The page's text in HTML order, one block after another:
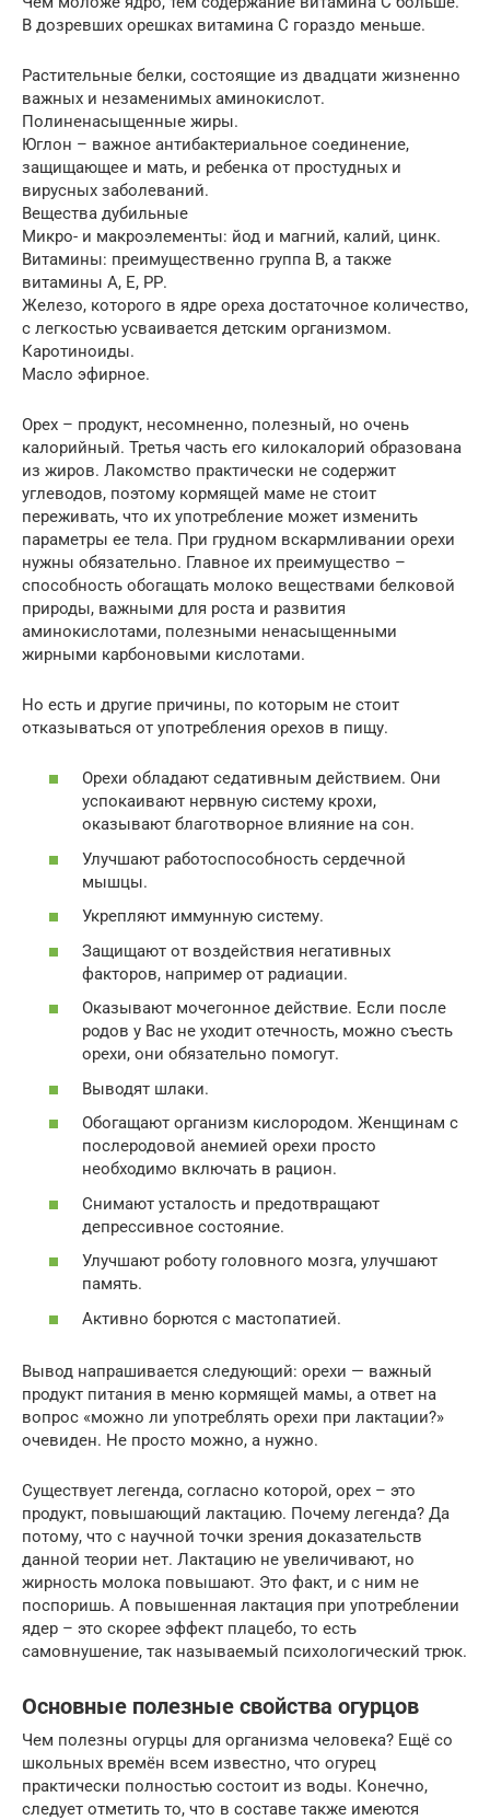
В дозревших орешках витамина С гораздо меньше.
Растительные белки, состоящие из двадцати жизненно
важных и незаменимых аминокислот.
Полиненасыщенные жиры.
Юглон – важное антибактериальное соединение,
защищающее и мать, и ребенка от простудных и
вирусных заболеваний.
Вещества дубильные
Микро- и макроэлементы: йод и магний, калий, цинк.
Витамины: преимущественно группа В, а также
витамины А, Е, РР.
Железо, которого в ядре ореха достаточное количество,
с легкостью усваивается детским организмом.
Каротиноиды.
Масло эфирное.
Орех – продукт, несомненно, полезный, но очень
калорийный. Третья часть его килокалорий образована
из жиров. Лакомство практически не содержит
углеводов, поэтому кормящей маме не стоит
переживать, что их употребление может изменить
параметры ее тела. При грудном вскармливании орехи
нужны обязательно. Главное их преимущество –
способность обогащать молоко веществами белковой
природы, важными для роста и развития
аминокислотами, полезными ненасыщенными
жирными карбоновыми кислотами.
Но есть и другие причины, по которым не стоит
отказываться от употребления орехов в пищу.
Орехи обладают седативным действием. Они
успокаивают нервную систему крохи,
оказывают благотворное влияние на сон.
Улучшают работоспособность сердечной
мышцы.
Укрепляют иммунную систему.
Защищают от воздействия негативных
факторов, например от радиации.
Оказывают мочегонное действие. Если после
родов у Вас не уходит отечность, можно съесть
орехи, они обязательно помогут.
Выводят шлаки.
Обогащают организм кислородом. Женщинам с
послеродовой анемией орехи просто
необходимо включать в рацион.
Снимают усталость и предотвращают
депрессивное состояние.
Улучшают роботу головного мозга, улучшают
память.
Активно борются с мастопатией.
Вывод напрашивается следующий: орехи — важный
продукт питания в меню кормящей мамы, а ответ на
вопрос «можно ли употреблять орехи при лактации?»
очевиден. Не просто можно, а нужно.
Существует легенда, согласно которой, орех – это
продукт, повышающий лактацию. Почему легенда? Да
потому, что с научной точки зрения доказательств
данной теории нет. Лактацию не увеличивают, но
жирность молока повышают. Это факт, и с ним не
поспоришь. А повышенная лактация при употреблении
ядер – это скорее эффект плацебо, то есть
самовнушение, так называемый психологический трюк.
Основные полезные свойства огурцов
Чем полезны огурцы для организма человека? Ещё со
школьных времён всем известно, что огурец
практически полностью состоит из воды. Конечно,
следует отметить то, что в составе также имеются